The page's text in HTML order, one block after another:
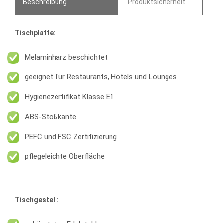
Beschreibung Produktsicherheit
Tischplatte:
Melaminharz beschichtet
geeignet für Restaurants, Hotels und Lounges
Hygienezertifikat Klasse E1
ABS-Stoßkante
PEFC und FSC Zertifizierung
pflegeleichte Oberfläche
Tischgestell: